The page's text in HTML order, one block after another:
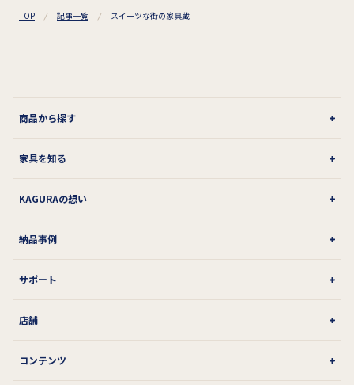
TOP 記事一覧 スイーツな街の家具蔵
商品から探す
家具を知る
KAGURAの想い
納品事例
サポート
店舗
コンテンツ